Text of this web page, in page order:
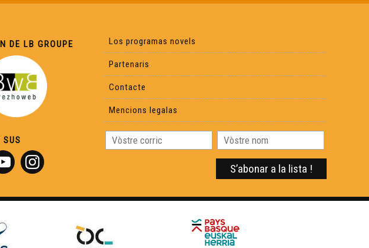
Yan Cozian : L'estaca
Eric Fraj 02
DE LB GROUPE
SUS
Los programas novels
Partenaris
Contacte
Mencions legalas